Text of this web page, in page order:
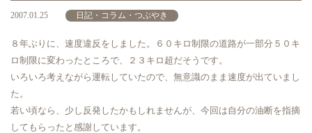
2007.01.25 日記・コラム・つぶやき
８年ぶりに、速度違反をしました。６０キロ制限の道路が一部分５０キ
ロ制限に変わったところで、２３キロ超だそうです。
いろいろ考えながら運転していたので、無意識のまま速度が出ていまし
た。
若い頃なら、少し反発したかもしれませんが、今回は自分の油断を指摘
してもらったと感謝しています。